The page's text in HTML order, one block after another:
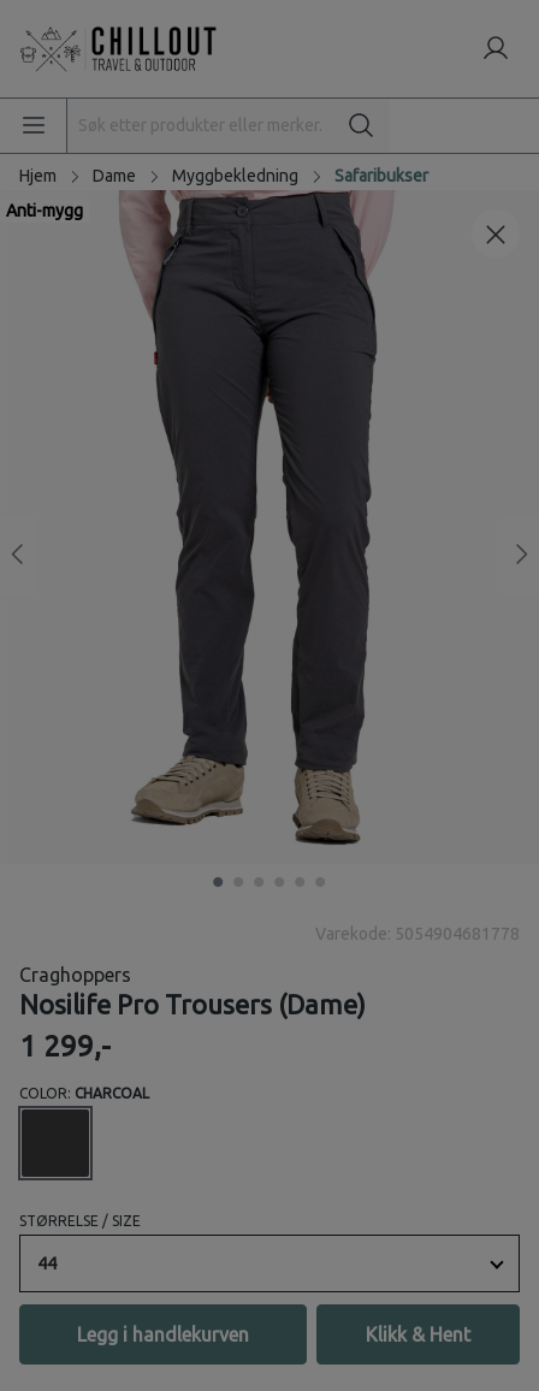
Hjem Dame Myggbekledning
Safaribukser
Anti-mygg
Varekode: 5054904681778
Craghoppers
Nosilife Pro Trousers (Dame)
1 299,-
COLOR: CHARCOAL
STØRRELSE / SIZE
44
Legg i handlekurven Klikk & Hent